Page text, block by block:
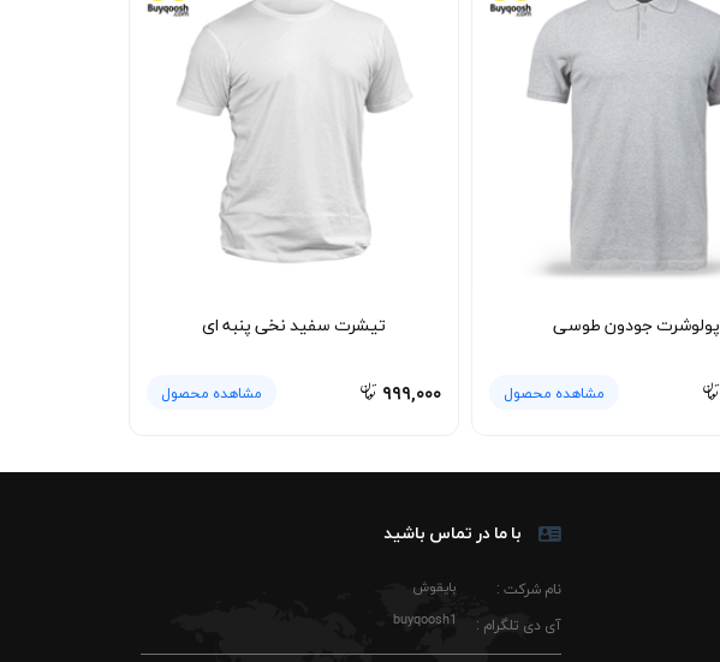
پولوشرت جودون طوسی
مشاهده محصول
تیشرت سفید نخی پنبه ای
۹۹۹,۰۰۰ مشاهده محصول
با ما در تماس باشید
نام شرکت :
آی دی تلگرام :
بایقوش
buyqoosh1